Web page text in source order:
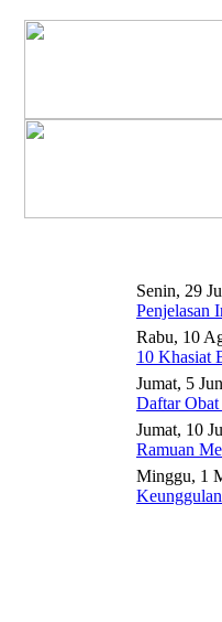
Senin, 29
Penjelasan
Rabu, 10
10 Khasiat
Jumat, 5
Daftar
Jumat, 10
Ramuan
Minggu, 1